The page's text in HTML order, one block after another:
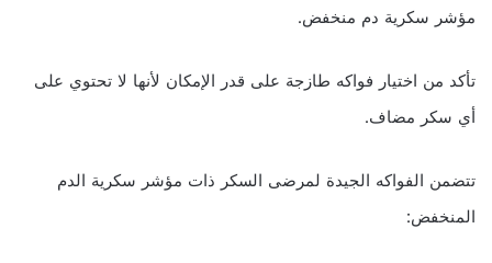
مؤشر سكرية دم منخفض.
تأكد من اختيار فواكه طازجة على قدر الإمكان لأنها لا تحتوي على
أي سكر مضاف.
تتضمن الفواكه الجيدة لمرضى السكر ذات مؤشر سكرية الدم
المنخفض: